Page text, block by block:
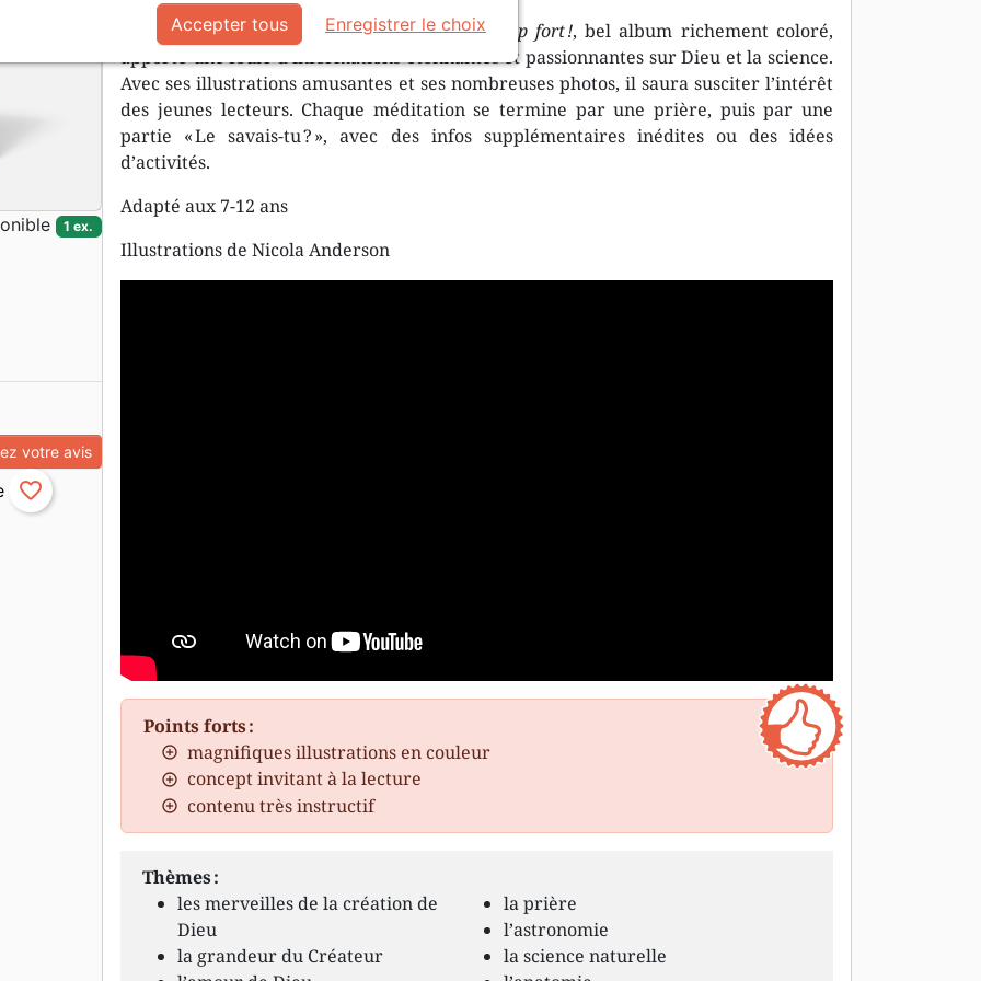
Faisant suite àTrop beau !, paru en 2019, Trop fort !, bel album richement coloré,
apporte une foule d’informations étonnantes et passionnantes sur Dieu et la science.
Avec ses illustrations amusantes et ses nombreuses photos, il saura susciter l’intérêt
des jeunes lecteurs. Chaque méditation se termine par une prière, puis par une
partie « Le savais-tu ? », avec des infos supplémentaires inédites ou des idées
d’activités.
Adapté aux 7-12 ans
Illustrations de Nicola Anderson
Points forts :
magnifiques illustrations en couleur
concept invitant à la lecture
contenu très instructif
Thèmes :
les merveilles de la création de
Dieu
la grandeur du Créateur
la prière
l’astronomie
la science naturelle
1 ex.
votre avis
favorite_border
Accepter tous Enregistrer le choix